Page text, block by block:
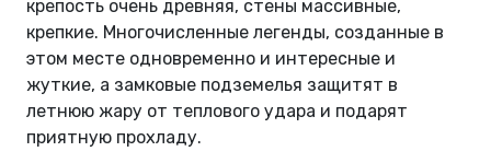
крепость очень древняя, стены массивные,
крепкие. Многочисленные легенды, созданные в
этом месте одновременно и интересные и
жуткие, а замковые подземелья защитят в
летнюю жару от теплового удара и подарят
приятную прохладу.